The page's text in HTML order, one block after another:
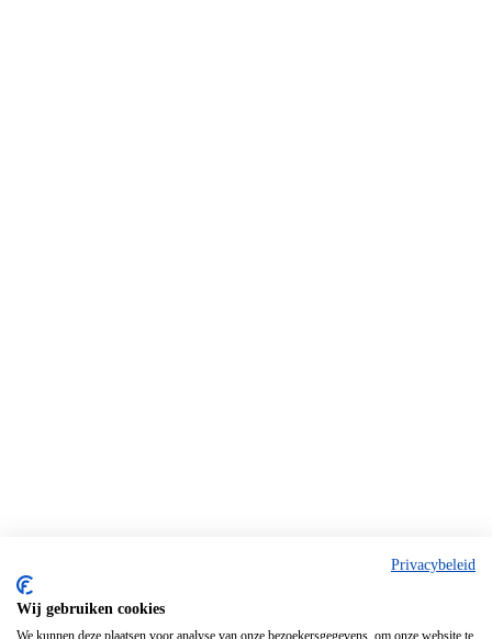
Privacybeleid
Wij gebruiken cookies
We kunnen deze plaatsen voor analyse van onze bezoekersgegevens, om onze website te